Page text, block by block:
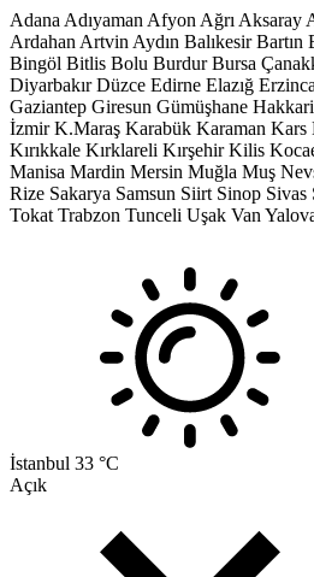
Adana Adıyaman Afyon Ağrı Aksaray
Ardahan Artvin Aydın Balıkesir Bartın
Bingöl Bitlis Bolu Burdur Bursa
Diyarbakır Düzce Edirne Elazığ
Gaziantep Giresun Gümüşhane Hakkari
İzmir K.Maraş Karabük Karaman Kars
Kırıkkale Kırklareli Kırşehir Kilis
Manisa Mardin Mersin Muğla Muş
Rize Sakarya Samsun Siirt Sinop Sivas
Tokat Trabzon Tunceli Uşak Van
İstanbul 33 °C
Açık